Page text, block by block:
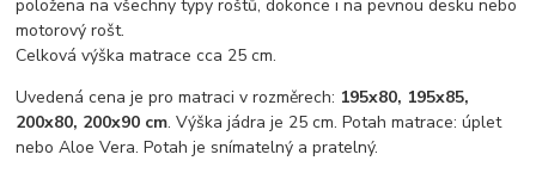
položena na všechny typy roštů, dokonce i na pevnou desku nebo
motorový rošt.
Celková výška matrace cca 25 cm.
Uvedená cena je pro matraci v rozměrech: 195x80, 195x85,
200x80, 200x90 cm. Výška jádra je 25 cm. Potah matrace: úplet
nebo Aloe Vera. Potah je snímatelný a pratelný.